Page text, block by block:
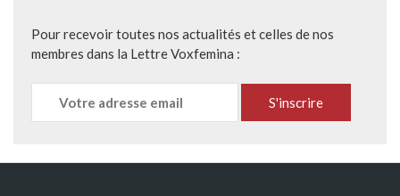
Pour recevoir toutes nos actualités et celles de nos
membres dans la Lettre Voxfemina :